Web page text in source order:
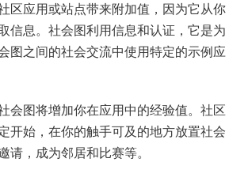
区应用或站点带来附加值，因为它从你
信息。社会图利用信息和认证，它是为
图之间的社会交流中使用特定的示例应
会图将增加你在应用中的经验值。社区
开始，在你的触手可及的地方放置社会
请，成为邻居和比赛等。